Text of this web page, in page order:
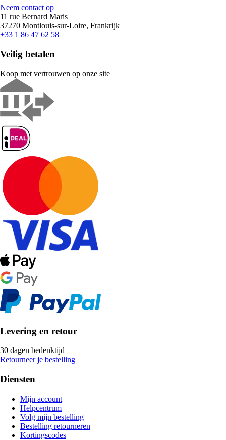
Neem contact op
11 rue Bernard Maris
37270 Montlouis-sur-Loire, Frankrijk
+33 1 86 47 62 58
Veilig betalen
Koop met vertrouwen op onze site
Levering en retour
30 dagen bedenktijd
Retourneer je bestelling
Diensten
Mijn account
Helpcentrum
Volg mijn bestelling
Bestelling retourneren
Kortingscodes